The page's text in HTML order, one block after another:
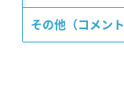
その他（コメン